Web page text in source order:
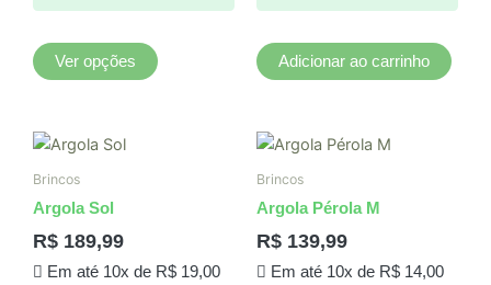
Ver opções
página
Adicionar ao carrinho
Brincos
Argola Sol
R$ 189,99
Em até 10x de R$19,00
Brincos
Argola Pérola M
R$ 139,99
Em até 10x de R$14,00